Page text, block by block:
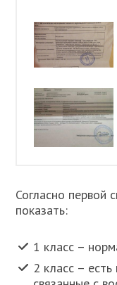
Согласно первой
показать:
1 класс –
2 класс –